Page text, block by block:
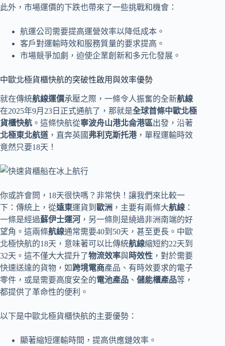
此外，市場運價的下跌也帶來了一些挑戰和機會：
航運公司需要提高運營效率以降低成本。
客戶對運輸時效和服務質量的要求提高。
市場競爭加劇，迫使企業創新和多元化發展。
中歐北極貨櫃快航的突破性啟用與效率優勢
就在傳統航線運價承壓之際，一條令人振奮的全新航線
在2025年9月23日正式通航了，那就是全球首條中歐北極
貨櫃快航 。這條快航從寧波舟山港北侖港區出發，沿著
北極東北航道 ，直奔英國 弗利克斯托港，單程運輸時效
竟然只要18天！
你或許會問，18天很快嗎？非常快！讓我們來比較一
下：傳統上，從遠東運貨到 歐洲 ，主要有兩條大航線 ：
一條是經過蘇伊士運河 ，另一條則是繞過非洲南端的好
望角。這兩條航線通常需要40到50天，甚至更長。中歐
北極快航的18天，意味著可以比傳統航線縮短約22天到
32天。這不僅大大提升了物流效率與時效性 ，對於需要
快速送達的貨物，如跨境電商產品、有時效要求的電子
零件，或是需要高度安全的電池產品 、 儲能櫃產品等，
都提供了革命性的便利。
以下是中歐北極貨櫃快航的主要優勢：
顯著縮短運輸時間，提高供應鏈效率。